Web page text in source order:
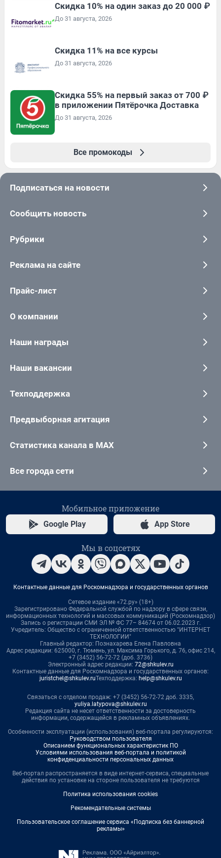
Скидка 10% на один заказ до 20 000 ₽
До 31 августа, 2026
Скидка 11% на все курсы
До 31 августа, 2026
Скидка 55% на первый заказ от 700 ₽
в приложении Пятёрочка Доставка
До 31 августа, 2026
Все промокоды
Подписаться на новости
Сообщить новость
Рубрики
Реклама на сайте
Прайс-лист
О компании
Наши награды
Наши вакансии
Техподдержка
Предвыборная агитация
Статистика канала в MAX
Все города сети
Мобильное приложение
Google Play App Store
Мы в соцсетях
Контактные данные для Роскомнадзора и государственных органов
Сетевое издание «72.ру» (18+)
Зарегистрировано Федеральной службой по надзору в сфере связи,
информационных технологий и массовых коммуникаций (Роскомнадзор)
Запись о регистрации СМИ ЭЛ № ФС 77– 84674 от 06.02.2023 г.
Учредитель: Общество с ограниченной ответственностью "ИНТЕРНЕТ
ТЕХНОЛОГИИ"
Главный редактор: Познахарева Елена Павловна
Адрес редакции: 625000, г. Тюмень, ул. Максима Горького, д. 76, офис 214,
+7 (3452) 56-72-72 (доб. 3736)
Электронный адрес редакции: 72@shkulev.ru
Контактные данные для Роскомнадзора и государственных органов:
juristchel@shkulev.ruТехподдержка: help@shkulev.ru
Связаться с отделом продаж: +7 (3452) 56-72-72 доб. 3335,
yuliya.latypova@shkulev.ru
Редакция сайта не несет ответственности за достоверность
информации, содержащейся в рекламных объявлениях.
Особенности эксплуатации (использования) веб-портала регулируются:
Руководством пользователя
Описанием функциональных характеристик ПО
Условиями использования веб-портала и политикой
конфиденциальности персональных данных
Веб-портал распространяется в виде интернет-сервиса, специальные
действия по установке на стороне пользователя не требуются
Политика использования cookies
Рекомендательные системы
Пользовательское соглашение сервиса «Подписка без баннерной
рекламы»